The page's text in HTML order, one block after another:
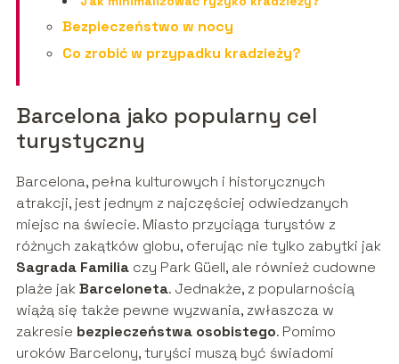
Bezpieczeństwo w nocy
Co zrobić w przypadku kradzieży?
Barcelona jako popularny cel
turystyczny
Barcelona, pełna kulturowych i historycznych
atrakcji, jest jednym z najczęściej odwiedzanych
miejsc na świecie. Miasto przyciąga turystów z
różnych zakątków globu, oferując nie tylko zabytki jak
Sagrada Familiaczy Park Güell, ale również cudowne
plaże jakBarceloneta. Jednakże, z popularnością
wiążą się także pewne wyzwania, zwłaszcza w
zakresie bezpieczeństwa osobistego. Pomimo
uroków Barcelony, turyści muszą być świadomi